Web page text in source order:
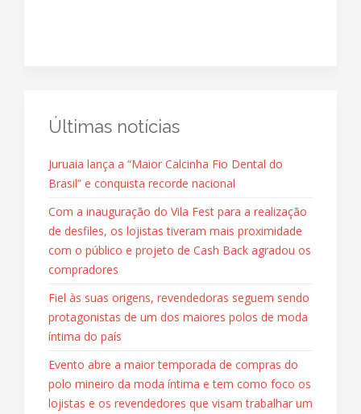
Últimas notícias
Juruaia lança a “Maior Calcinha Fio Dental do
Brasil” e conquista recorde nacional
Com a inauguração do Vila Fest para a realização
de desfiles, os lojistas tiveram mais proximidade
com o público e projeto de Cash Back agradou os
compradores
Fiel às suas origens, revendedoras seguem sendo
protagonistas de um dos maiores polos de moda
íntima do país
Evento abre a maior temporada de compras do
polo mineiro da moda íntima e tem como foco os
lojistas e os revendedores que visam trabalhar um